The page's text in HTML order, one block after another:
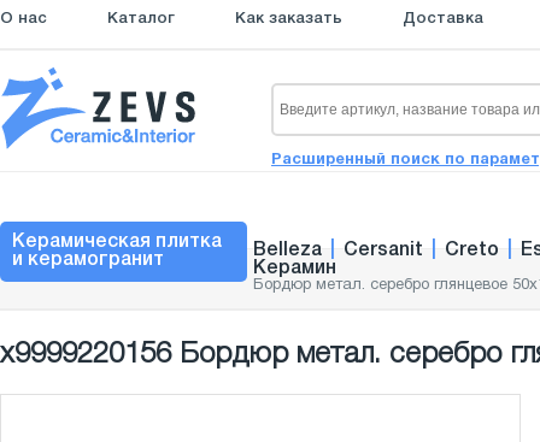
О нас Каталог Как заказать Доставка
Расширенный поиск по
Керамическая плитка
и керамогранит
Belleza Cersanit Creto
Керамин
Бордюр метал. серебро глянцевое
х9999220156 Бордюр метал. серебро